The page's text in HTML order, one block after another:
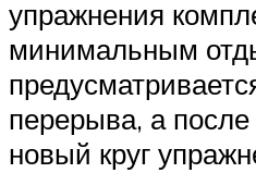
упражнения
минимальным
перерыва, а после
новый круг